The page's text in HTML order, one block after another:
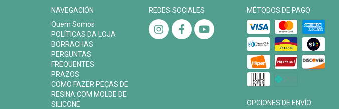
NAVEGACIÓN
Quem Somos
POLÍTICAS DA LOJA
BORRACHAS
PERGUNTAS
FREQUENTES
PRAZOS
COMO FAZER PEÇAS DE
RESINA COM MOLDE DE
SILICONE
REDES SOCIALES MÉTODOS DE PAGO
OPCIONES DE ENVÍO